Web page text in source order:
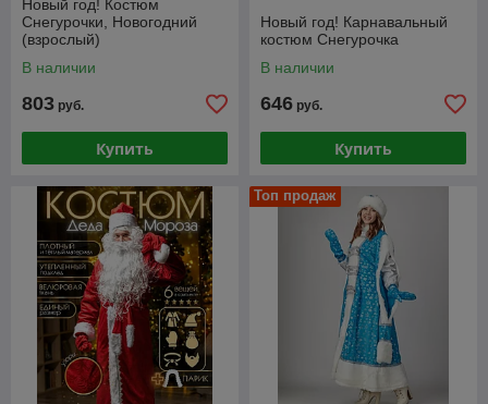
Новый год! Костюм
Снегурочки, Новогодний
(взрослый)
В наличии
803 руб.
Купить
Новый год! Карнавальный
костюм Снегурочка
В наличии
646 руб.
Купить
Топ продаж